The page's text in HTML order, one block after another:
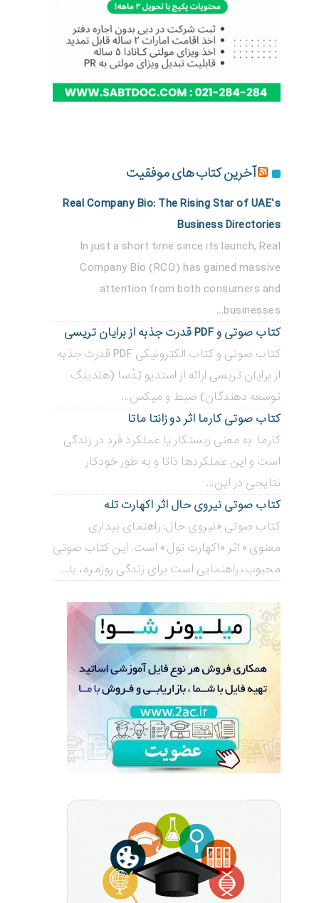
آخرین کتاب های موفقیت
Real Company Bio: The Rising Star of UAE’s
Business Directories
In just a short time since its launch, Real
Company Bio (RCO) has gained massive
attention from both consumers and
businesses...
کتاب صوتی و PDF قدرت جذبه از برایان تریسی
کتاب صوتی و کتاب الکترونیکی PDF قدرت جذبه
از برایان تریسی ارائه از استدیو تِدْسا (هلدینگ
توسعه دهندگان) ضبط و میکس...
کتاب صوتی کارما اثر دو زانتا ماتا
کارما به معنی زیستکار یا عملکرد فرد در زندگی
است و این عملکردها ذاتا و به طور خودکار
نتایجی در این...
کتاب صوتی نیروی حال اثر اکهارت تله
کتاب صوتی «نیروی حال: راهنمای بیداری
معنوی» اثر «اکهارت تول» است. این کتاب صوتی
محبوب، راهنمایی است برای زندگی روزمره، با...